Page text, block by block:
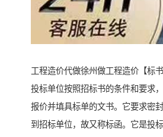
工程造价代做徐州做工程造价【标
投标单位按照招标书的条件和要求
报价并填具标单的文书。它要求密
到招标单位，故又称标函。它是投